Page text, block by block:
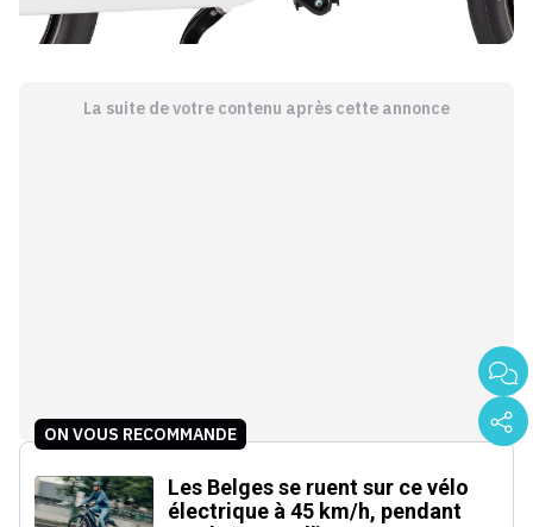
La suite de votre contenu après cette annonce
ON VOUS RECOMMANDE
Les Belges se ruent sur ce vélo
électrique à 45 km/h, pendant